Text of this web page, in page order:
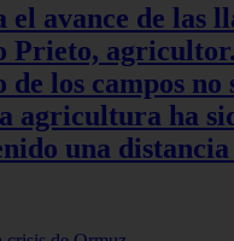
avance de las
los campos
agricultura ha
una